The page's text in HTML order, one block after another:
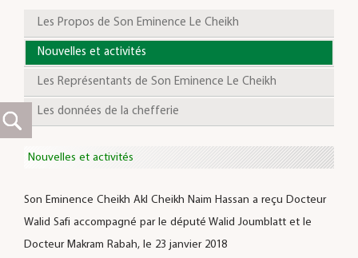
Les Propos de Son Eminence Le Cheikh
Nouvelles et activités
Les Représentants de Son Eminence Le Cheikh
Les données de la chefferie
Nouvelles et activités
Son Eminence Cheikh Akl Cheikh Naim Hassan a reçu Docteur
Walid Safi accompagné par le député Walid Joumblatt et le
Docteur Makram Rabah, le 23 janvier 2018